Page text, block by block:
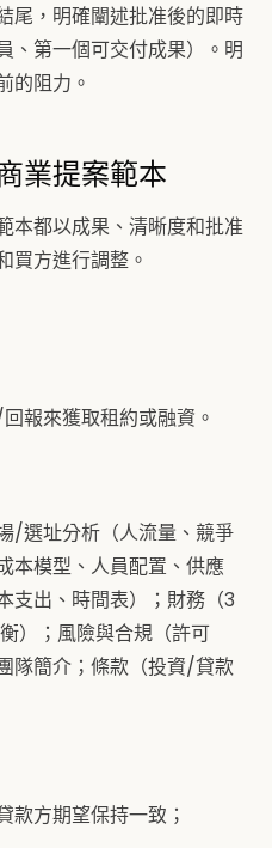
尾，明確闡述批准後的即時
、第一個可交付成果）。明
的阻力。
業提案範本
本都以成果、清晰度和批准
買方進行調整。
報來獲取租約或融資。
/選址分析（人流量、競爭
本模型、人員配置、供應
支出、時間表）；財務（3
）；風險與合規（許可
隊簡介；條款（投資/貸款
款方期望保持一致；